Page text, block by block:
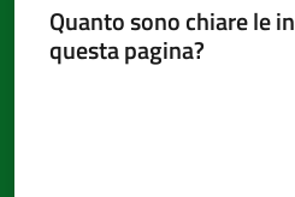
Quanto sono chiare le
questa pagina?